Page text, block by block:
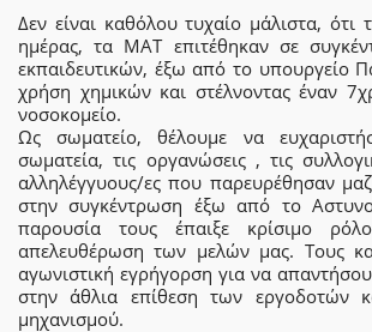
Δεν είναι καθόλου τυχαίο μάλιστα, ότι
ημέρας, τα ΜΑΤ επιτέθηκαν σε
εκπαιδευτικών, έξω από το υπουργείο
χρήση χημικών και στέλνοντας έναν
νοσοκομείο.
Ως σωματείο, θέλουμε να
σωματεία, τις οργανώσεις , τις
αλληλέγγυους/ες που παρευρέθησαν
στην συγκέντρωση έξω από το
παρουσία τους έπαιξε κρίσιμο
απελευθέρωση των μελών μας. Τους
αγωνιστική εγρήγορση για να
στην άθλια επίθεση των εργοδοτών
μηχανισμού.